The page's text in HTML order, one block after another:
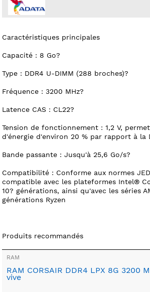
Caractéristiques principales
Capacité : 8 Go?
Type : DDR4 U-DIMM (288 broches)?
Fréquence : 3200 MHz?
Latence CAS : CL22?
Tension de fonctionnement : 1,2 V,
d'énergie d'environ 20 % par rapport à la
Bande passante : Jusqu'à 25,6 Go/s?
Compatibilité : Conforme aux normes
compatible avec les plateformes Intel®
10? générations, ainsi qu'avec les séries
générations Ryzen
Produits recommandés
RAM
RAM CORSAIR DDR4 LPX 8G 3200
vive